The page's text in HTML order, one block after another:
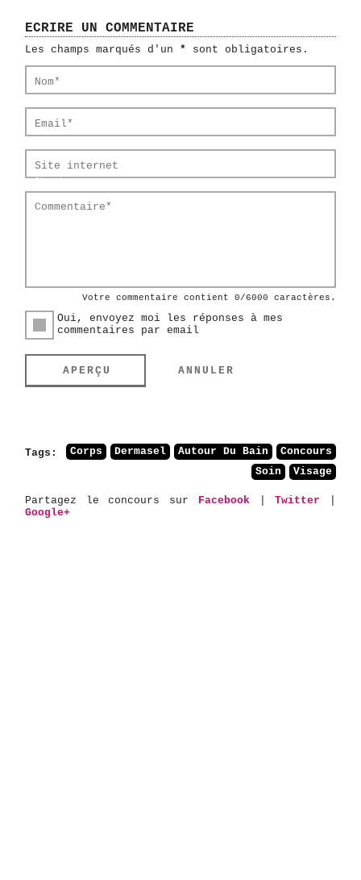
ECRIRE UN COMMENTAIRE
Les champs marqués d'un * sont obligatoires.
Nom*
Email*
Site internet
Commentaire*
Votre commentaire contient 0/6000 caractères.
Oui, envoyez moi les réponses à mes
commentaires par email
APERÇU ANNULER
Tags: Concours
Autour Du Bain
Dermasel
Corps
Visage
Soin
Partagez le concours sur Facebook|Twitter
Google+